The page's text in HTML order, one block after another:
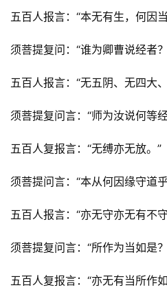
五百人报言：“本无有生，何因
须菩提复问：“谁为卿曹说经者
五百人报言：“无五阴、无四大
须菩提复问言：“师为汝说何等
五百人复报言：“无缚亦无放。”
须菩提问言：“本从何因缘守道
五百人报言：“亦无守亦无有不
须菩提复问言：“所作为当如是
五百人复报言：“亦无有当所作